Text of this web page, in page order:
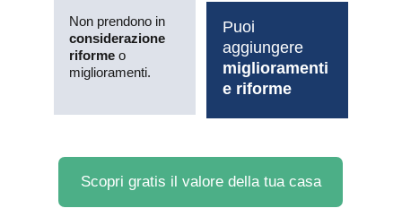
Scopri gratis il valore della tua casa
Non prendono in
considerazione
riforme o
miglioramenti.
Puoi
aggiungere
miglioramenti
e riforme